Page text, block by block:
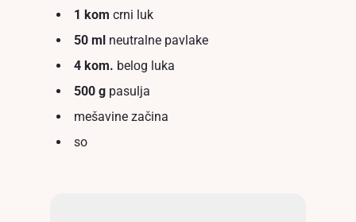
1 kom crni luk
50 ml neutralne pavlake
4 kom. belоg luka
500 g pasulja
mešavine začina
so